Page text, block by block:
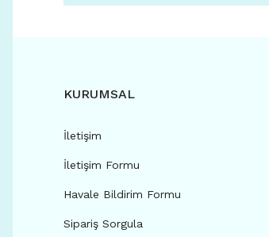
KURUMSAL
İletişim
İletişim Formu
Havale Bildirim Formu
Sipariş Sorgula